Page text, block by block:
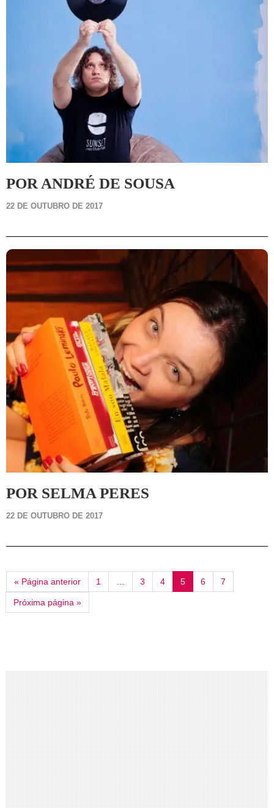
POR ANDRÉ DE SOUSA
22 DE OUTUBRO DE 2017
POR SELMA PERES
22 DE OUTUBRO DE 2017
« Página anterior 1 3 4 5 6 7
Próxima página »